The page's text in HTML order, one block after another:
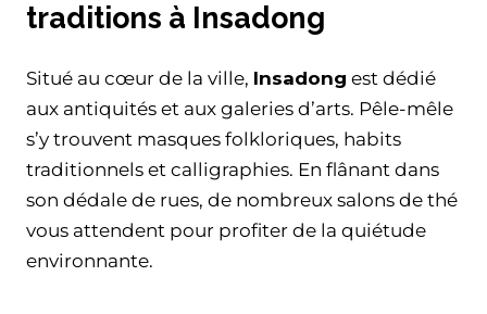
traditions à Insadong
Situé au cœur de la ville, Insadong est dédié
aux antiquités et aux galeries d’arts. Pêle-mêle
s’y trouvent masques folkloriques, habits
traditionnels et calligraphies. En flânant dans
son dédale de rues, de nombreux salons de thé
vous attendent pour profiter de la quiétude
environnante.